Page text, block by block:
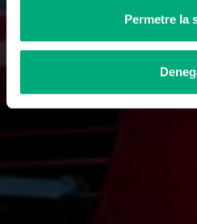
Permetre la